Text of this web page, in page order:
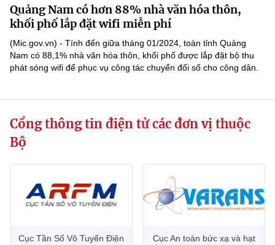
Sở Khoa học và Công nghệ
Chuyển đổi số
Bưu chính, Viễn thông
Năng lượng nguyên tử
Tin địa phương
Văn bản QPPL
Văn bản chỉ đạo điều hành
Lấy ý kiến người dân về dự thảo VBQPPL
MST IOFFICE
THỐNG KÊ
Khoa học và Công nghệ
Đổi mới sáng tạo
Chuyển đổi số
Sở hữu trí tuệ
Multimedia
Khác
Videos
Ảnh
Quảng Nam có hơn 88% nhà văn hóa thôn,
khối phố lắp đặt wifi miễn phí
(Mic.gov.vn) - Tính đến giữa tháng 01/2024, toàn tỉnh Quảng
Nam có 88,1% nhà văn hóa thôn, khối phố được lắp đặt bộ thu
phát sóng wifi để phục vụ công tác chuyển đổi số cho công dân.
Cổng thông tin điện tử các đơn vị thuộc
Bộ
Cục Tần Số Vô Tuyến Điện
Cục An toàn bức xạ và hạt